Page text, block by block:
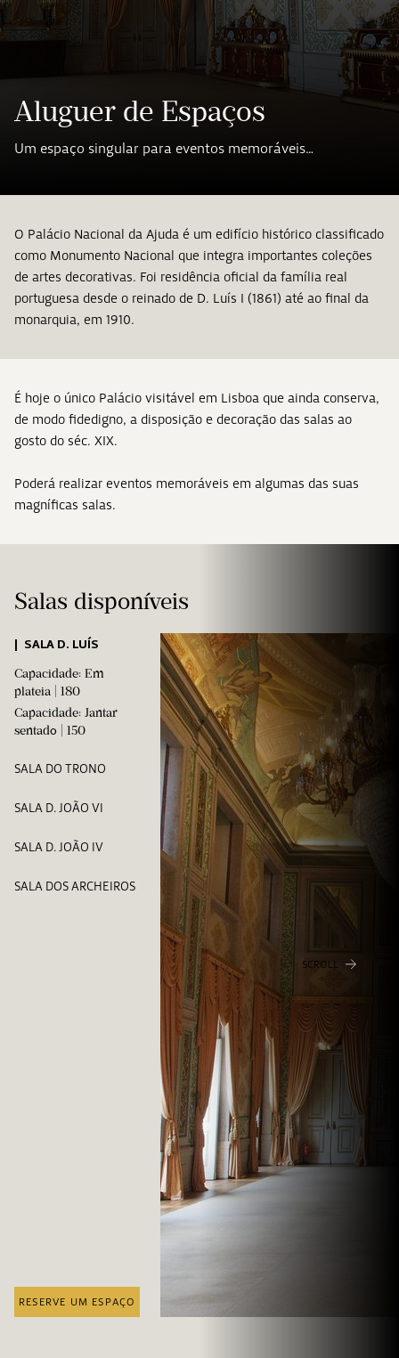
Aluguer de Espaços
Um espaço singular para eventos memoráveis…
O Palácio Nacional da Ajuda é um edifício histórico classificado
como Monumento Nacional que integra importantes coleções
de artes decorativas. Foi residência oficial da família real
portuguesa desde o reinado de D. Luís I (1861) até ao final da
monarquia, em 1910.
É hoje o único Palácio visitável em Lisboa que ainda conserva,
de modo fidedigno, a disposição e decoração das salas ao
gosto do séc. XIX.
Poderá realizar eventos memoráveis em algumas das suas
magníficas salas.
Salas disponíveis
SALA D. LUÍS
Capacidade: Em
plateia | 180
Capacidade: Jantar
sentado | 150
SALA DO TRONO
SALA D. JOÃO VI
SALA D. JOÃO IV
SALA DOS ARCHEIROS
RESERVE UM ESPAÇO
SCROLL